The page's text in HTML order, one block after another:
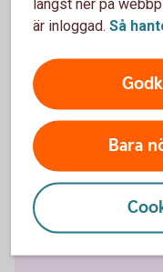
Hjälp med
Placera din pension
Möjliga
är inloggad. Så
Bara